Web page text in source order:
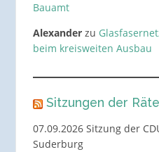
Bauamt
Alexanderzu
beim kreisweiten Ausbau
Sitzungen der Räte
07.09.2026 Sitzung der
Suderburg